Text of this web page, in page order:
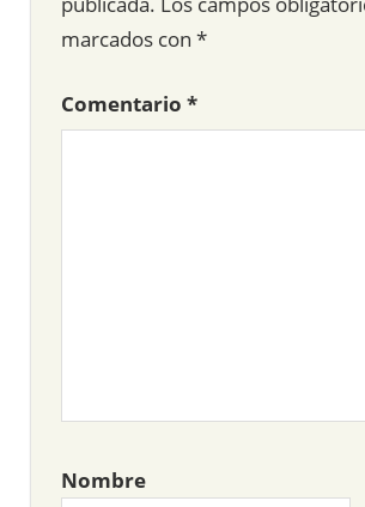
marcados con *
Comentario *
Nombre